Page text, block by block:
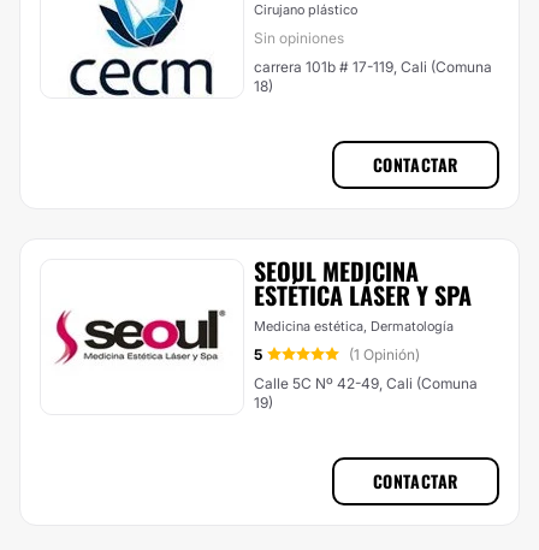
Cirujano plástico
Sin opiniones
carrera 101b # 17-119, Cali (Comuna
18)
CONTACTAR
SEOUL MEDICINA
ESTÉTICA LÁSER Y SPA
Medicina estética, Dermatología
5
(1 Opinión)
Calle 5C Nº 42-49, Cali (Comuna
19)
CONTACTAR